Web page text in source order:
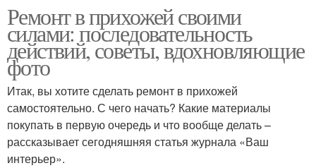
Ремонт в прихожей своими
силами: последовательность
действий, советы, вдохновляющие
фото
Итак, вы хотите сделать ремонт в прихожей
самостоятельно. С чего начать? Какие материалы
покупать в первую очередь и что вообще делать –
рассказывает сегодняшняя статья журнала «Ваш
интерьер».